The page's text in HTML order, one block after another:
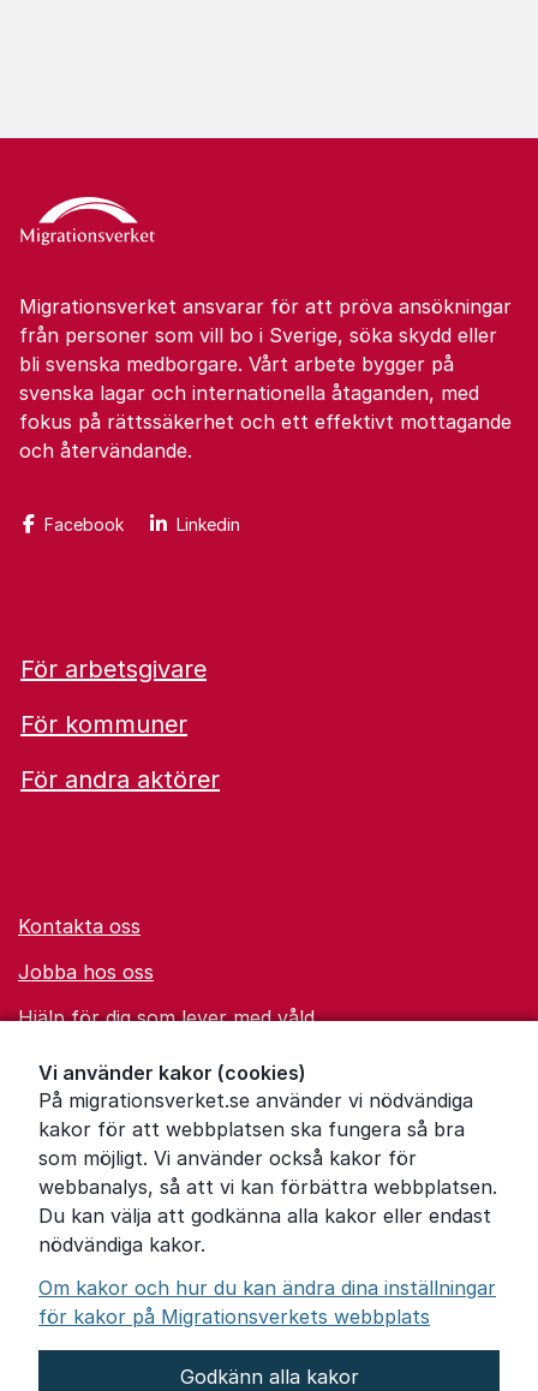
Vi använder kakor (cookies)
På migrationsverket.se använder vi nödvändiga
kakor för att webbplatsen ska fungera så bra
som möjligt. Vi använder också kakor för
webbanalys, så att vi kan förbättra webbplatsen.
Du kan välja att godkänna alla kakor eller endast
nödvändiga kakor.
Om kakor och hur du kan ändra dina inställningar
för kakor på Migrationsverkets webbplats
Godkänn alla kakor
Migrationsverket ansvarar för att pröva ansökningar
från personer som vill bo i Sverige, söka skydd eller
bli svenska medborgare. Vårt arbete bygger på
svenska lagar och internationella åtaganden, med
fokus på rättssäkerhet och ett effektivt mottagande
och återvändande.
Facebook Linkedin
För arbetsgivare
För kommuner
För andra aktörer
Kontakta oss
Jobba hos oss
Hjälp för dig som lever med våld
Ordförklaringar
Om Migrationsverket
Pressrum
Tillgänglighetsredogörelse
Other languages